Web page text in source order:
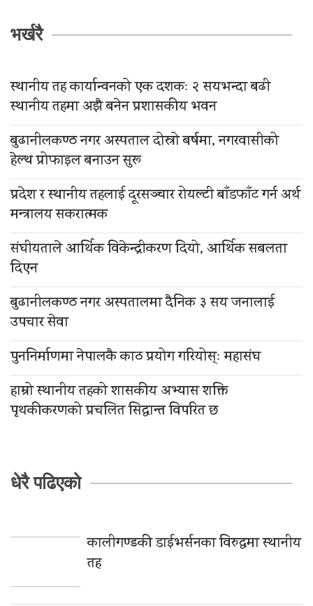
भर्खरै
स्थानीय तह कार्यान्वनको एक दशकः २ सयभन्दा बढी
स्थानीय तहमा अझै बनेन प्रशासकीय भवन
बुढानीलकण्ठ नगर अस्पताल दोस्रो बर्षमा, नगरवासीको
हेल्थ प्रोफाइल बनाउन सुरू
प्रदेश र स्थानीय तहलाई दूरसञ्चार रोयल्टी बाँडफाँट गर्न अर्थ
मन्त्रालय सकरात्मक
संघीयताले आर्थिक विकेन्द्रीकरण दियो, आर्थिक सबलता
दिएन
बुढानीलकण्ठ नगर अस्पतालमा दैनिक ३ सय जनालाई
उपचार सेवा
पुननिर्माणमा नेपालकै काठ प्रयोग गरियोस्ः महासंघ
हाम्रो स्थानीय तहको शासकीय अभ्यास शक्ति
पृथकीकरणको प्रचलित सिद्धान्त विपरित छ
धेरै पढिएको
कालीगण्डकी डाईभर्सनका विरुद्धमा स्थानीय
तह